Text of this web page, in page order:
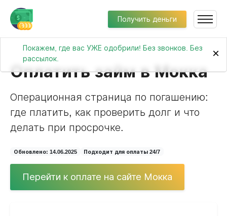
Получить деньги
Покажем, где вас УЖЕ одобрили! Без звонков. Без
рассылок.
×
Оплатить займ в Мокка
Операционная страница по погашению:
где платить, как проверить долг и что
делать при просрочке.
Обновлено: 14.06.2025 Подходит для оплаты 24/7
Перейти к оплате на сайте Мокка